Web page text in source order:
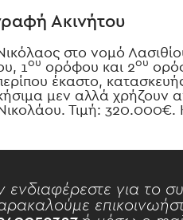
Ακινήτου
στο νομό
1ου ορόφου και 2ου
έκαστο,
μεν αλλά χρήζουν
Τιμή: 320.000€.
ενδιαφέρεστε για το